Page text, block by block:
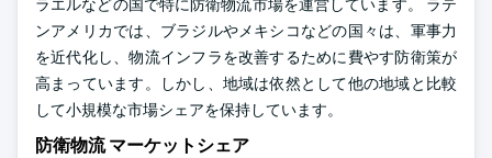
ラエルなどの国で特に防衛物流市場を運営しています。 ラテ
ンアメリカでは、ブラジルやメキシコなどの国々は、軍事力
を近代化し、物流インフラを改善するために費やす防衛策が
高まっています。しかし、地域は依然として他の地域と比較
して小規模な市場シェアを保持しています。
防衛物流 マーケットシェア